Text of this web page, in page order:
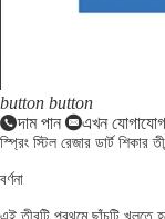
button button
দাম পান
এখন যোগাযোগ
স্প্রিং স্টিল রেজার ডার্ট
বর্ণনা